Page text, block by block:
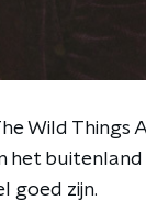
Wild Things
buitenland
goed zijn.